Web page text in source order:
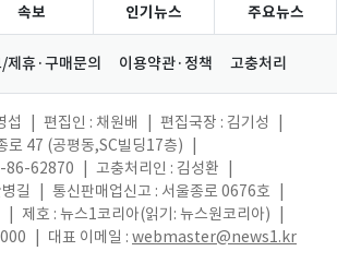
속보 인기뉴스 주요뉴스
제휴·구매문의 이용약관·정책 고충처리
섭 편집인 : 채원배 편집국장 : 김기성
로 47 (공평동,SC빌딩17층)
86-62870
고충처리인 : 김성환
길
통신판매업신고 : 서울종로 0676호
제호 : 뉴스1코리아(읽기: 뉴스원코리아)
대표 이메일 : webmaster@news1.kr